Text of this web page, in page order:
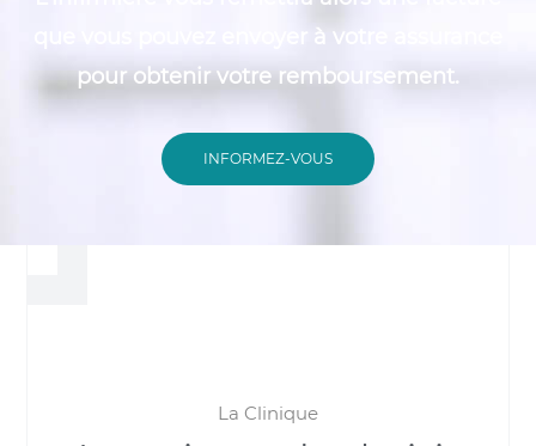
que vous pouvez envoyer à votre assurance
pour obtenir votre remboursement.
INFORMEZ-VOUS
La Clinique